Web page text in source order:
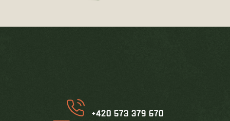
+420 573 379 670